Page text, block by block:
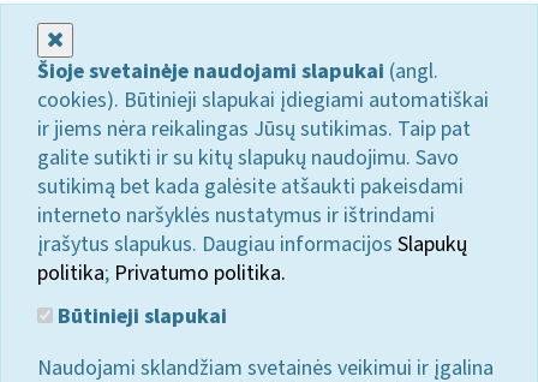
Šioje svetainėje naudojami slapukai (angl.
cookies). Būtinieji slapukai įdiegiami automatiškai
ir jiems nėra reikalingas Jūsų sutikimas. Taip pat
galite sutikti ir su kitų slapukų naudojimu. Savo
sutikimą bet kada galėsite atšaukti pakeisdami
interneto naršyklės nustatymus ir ištrindami
įrašytus slapukus. Daugiau informacijos Slapukų
politika; Privatumo politika.
Būtinieji slapukai
Naudojami sklandžiam svetainės veikimui ir įgalina